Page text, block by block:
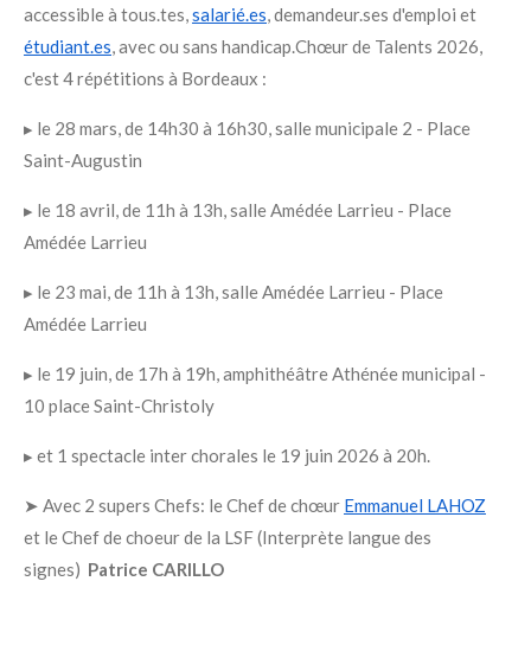
accessible à tous.tes,salarié.es, demandeur.ses d'emploi et
étudiant.es, avec ou sans handicap.Chœur de Talents 2026,
c'est 4 répétitions à Bordeaux :
▸ le 28 mars, de 14h30 à 16h30, salle municipale 2 - Place
Saint-Augustin
▸ le 18 avril, de 11h à 13h, salle Amédée Larrieu - Place
Amédée Larrieu
▸ le 23 mai, de 11h à 13h, salle Amédée Larrieu - Place
Amédée Larrieu
▸ le 19 juin, de 17h à 19h, amphithéâtre Athénée municipal -
10 place Saint-Christoly
▸ et 1 spectacle inter chorales le 19 juin 2026 à 20h.
➤ Avec 2 supers Chefs: le Chef de chœur Emmanuel LAHOZ
et le Chef de choeur de la LSF (Interprète langue des
signes) Patrice CARILLO